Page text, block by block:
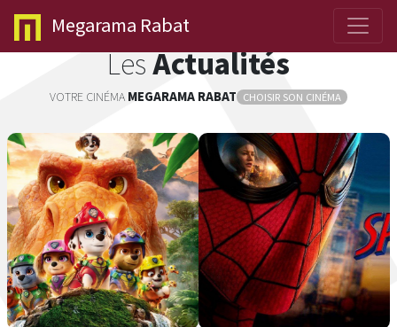
Megarama Rabat
LesActualités
VOTRE CINÉMA MEGARAMA RABAT CHOISIR SON CINÉMA